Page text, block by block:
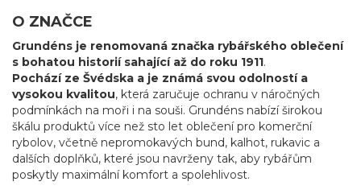
O ZNAČCE
Grundéns je renomovaná značka rybářského oblečení
s bohatou historií sahající až do roku 1911.
Pochází ze Švédska a je známá svou odolností a
vysokou kvalitou, která zaručuje ochranu v náročných
podmínkách na moři i na souši. Grundéns nabízí širokou
škálu produktů více než sto let oblečení pro komerční
rybolov, včetně nepromokavých bund, kalhot, rukavic a
dalších doplňků, které jsou navrženy tak, aby rybářům
poskytly maximální komfort a spolehlivost.